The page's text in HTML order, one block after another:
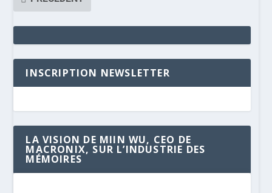
INSCRIPTION NEWSLETTER
LA VISION DE MIIN WU, CEO DE
MACRONIX, SUR L’INDUSTRIE DES
MÉMOIRES